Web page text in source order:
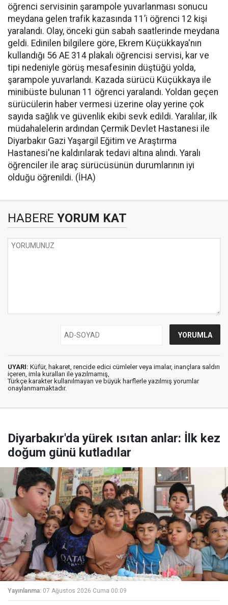
öğrenci servisinin şarampole yuvarlanması sonucu
meydana gelen trafik kazasında 11’i öğrenci 12 kişi
yaralandı. Olay, önceki gün sabah saatlerinde meydana
geldi. Edinilen bilgilere göre, Ekrem Küçükkaya'nın
kullandığı 56 AE 314 plakalı öğrencisi servisi, kar ve
tipi nedeniyle görüş mesafesinin düştüğü yolda,
şarampole yuvarlandı. Kazada sürücü Küçükkaya ile
minibüste bulunan 11 öğrenci yaralandı. Yoldan geçen
sürücülerin haber vermesi üzerine olay yerine çok
sayıda sağlık ve güvenlik ekibi sevk edildi. Yaralılar, ilk
müdahalelerin ardından Çermik Devlet Hastanesi ile
Diyarbakır Gazi Yaşargil Eğitim ve Araştırma
Hastanesi'ne kaldırılarak tedavi altına alındı. Yaralı
öğrenciler ile araç sürücüsünün durumlarının iyi
olduğu öğrenildi. (İHA)
HABERE YORUM KAT
UYARI: Küfür, hakaret, rencide edici cümleler veya imalar, inançlara saldırı
içeren, imla kuralları ile yazılmamış,
Türkçe karakter kullanılmayan ve büyük harflerle yazılmış yorumlar
onaylanmamaktadır.
Diyarbakır'da yürek ısıtan anlar: İlk kez
doğum günü kutladılar
Yayınlanma: 07 Ağustos 2026 Cuma 00:09